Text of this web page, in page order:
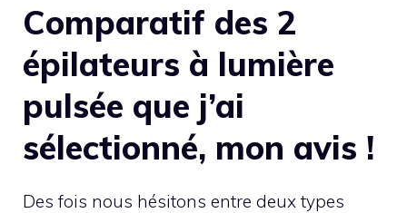
Comparatif des 2
épilateurs à lumière
pulsée que j’ai
sélectionné, mon avis !
Des fois nous hésitons entre deux types